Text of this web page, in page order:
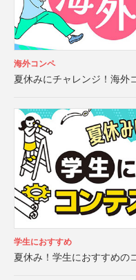
海外コンペ
夏休みにチャレンジ！海外
学生におすすめ
夏休み！学生におすすめの